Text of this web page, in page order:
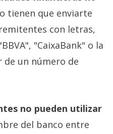
tienen que enviarte
con letras,
"CaixaBank" o la
de un número de
no pueden utilizar
del banco entre